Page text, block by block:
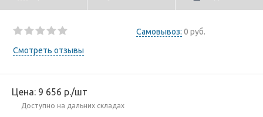
Самовывоз: 0 руб.
Смотреть отзывы
Цена: 9 656 р./шт
Доступно на дальних складах